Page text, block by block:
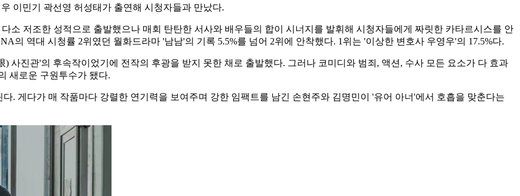
이민기 곽선영 허성태가 출연해 시청자들과 만났다.
소 저조한 성적으로 출발했으나 매회 탄탄한 서사와 배우들의 합이 시너지를 발휘해 시청자들에게 짜릿한 카타르시스를 안
의 역대 시청률 2위였던 월화드라마 '남남'의 기록 5.5%를 넘어 2위에 안착했다. 1위는 '이상한 변호사 우영우'의 17.5%다.
사진관'의 후속작이었기에 전작의 후광을 받지 못한 채로 출발했다. 그러나 코미디와 범죄, 액션, 수사 모든 요소가 다 효과
새로운 구원투수가 됐다.
. 게다가 매 작품마다 강렬한 연기력을 보여주며 강한 임팩트를 남긴 손현주와 김명민이 '유어 아너'에서 호흡을 맞춘다는